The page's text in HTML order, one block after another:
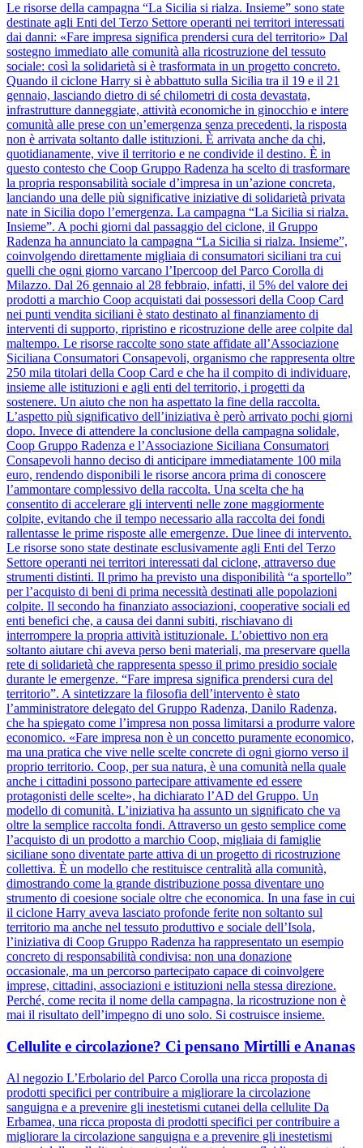
Le risorse della campagna “La Sicilia si rialza. Insieme” sono state
destinate agli Enti del Terzo Settore operanti nei territori interessati
dai danni: «Fare impresa significa prendersi cura del territorio» Dal
sostegno immediato alle comunità alla ricostruzione del tessuto
sociale: così la solidarietà si è trasformata in un progetto concreto.
Quando il ciclone Harry si è abbattuto sulla Sicilia tra il 19 e il 21
gennaio, lasciando dietro di sé chilometri di costa devastata,
infrastrutture danneggiate, attività economiche in ginocchio e intere
comunità alle prese con un’emergenza senza precedenti, la risposta
non è arrivata soltanto dalle istituzioni. È arrivata anche da chi,
quotidianamente, vive il territorio e ne condivide il destino. È in
questo contesto che Coop Gruppo Radenza ha scelto di trasformare
la propria responsabilità sociale d’impresa in un’azione concreta,
lanciando una delle più significative iniziative di solidarietà privata
nate in Sicilia dopo l’emergenza. La campagna “La Sicilia si rialza.
Insieme”. A pochi giorni dal passaggio del ciclone, il Gruppo
Radenza ha annunciato la campagna “La Sicilia si rialza. Insieme”,
coinvolgendo direttamente migliaia di consumatori siciliani tra cui
quelli che ogni giorno varcano l’Ipercoop del Parco Corolla di
Milazzo. Dal 26 gennaio al 28 febbraio, infatti, il 5% del valore dei
prodotti a marchio Coop acquistati dai possessori della Coop Card
nei punti vendita siciliani è stato destinato al finanziamento di
interventi di supporto, ripristino e ricostruzione delle aree colpite dal
maltempo. Le risorse raccolte sono state affidate all’Associazione
Siciliana Consumatori Consapevoli, organismo che rappresenta oltre
250 mila titolari della Coop Card e che ha il compito di individuare,
insieme alle istituzioni e agli enti del territorio, i progetti da
sostenere. Un aiuto che non ha aspettato la fine della raccolta.
L’aspetto più significativo dell’iniziativa è però arrivato pochi giorni
dopo. Invece di attendere la conclusione della campagna solidale,
Coop Gruppo Radenza e l’Associazione Siciliana Consumatori
Consapevoli hanno deciso di anticipare immediatamente 100 mila
euro, rendendo disponibili le risorse ancora prima di conoscere
l’ammontare complessivo della raccolta. Una scelta che ha
consentito di accelerare gli interventi nelle zone maggiormente
colpite, evitando che il tempo necessario alla raccolta dei fondi
rallentasse le prime risposte alle emergenze. Due linee di intervento.
Le risorse sono state destinate esclusivamente agli Enti del Terzo
Settore operanti nei territori interessati dal ciclone, attraverso due
strumenti distinti. Il primo ha previsto una disponibilità “a sportello”
per l’acquisto di beni di prima necessità destinati alle popolazioni
colpite. Il secondo ha finanziato associazioni, cooperative sociali ed
enti benefici che, a causa dei danni subiti, rischiavano di
interrompere la propria attività istituzionale. L’obiettivo non era
soltanto aiutare chi aveva perso beni materiali, ma preservare quella
rete di solidarietà che rappresenta spesso il primo presidio sociale
durante le emergenze. “Fare impresa significa prendersi cura del
territorio”. A sintetizzare la filosofia dell’intervento è stato
l’amministratore delegato del Gruppo Radenza, Danilo Radenza,
che ha spiegato come l’impresa non possa limitarsi a produrre valore
economico. «Fare impresa non è un concetto puramente economico,
ma una pratica che vive nelle scelte concrete di ogni giorno verso il
proprio territorio. Coop, per sua natura, è una comunità nella quale
anche i cittadini possono partecipare attivamente ed essere
protagonisti delle scelte», ha dichiarato l’AD del Gruppo. Un
modello di comunità. L’iniziativa ha assunto un significato che va
oltre la semplice raccolta fondi. Attraverso un gesto semplice come
l’acquisto di un prodotto a marchio Coop, migliaia di famiglie
siciliane sono diventate parte attiva di un progetto di ricostruzione
collettiva. È un modello che restituisce centralità alla comunità,
dimostrando come la grande distribuzione possa diventare uno
strumento di coesione sociale oltre che economica. In una fase in cui
il ciclone Harry aveva lasciato profonde ferite non soltanto sul
territorio ma anche nel tessuto produttivo e sociale dell’Isola,
l’iniziativa di Coop Gruppo Radenza ha rappresentato un esempio
concreto di responsabilità condivisa: non una donazione
occasionale, ma un percorso partecipato capace di coinvolgere
imprese, cittadini, associazioni e istituzioni nella stessa direzione.
Perché, come recita il nome della campagna, la ricostruzione non è
mai il risultato dell’impegno di uno solo. Si costruisce insieme.
Cellulite e circolazione? Ci pensano Mirtilli e Ananas
Al negozio L’Erbolario del Parco Corolla una ricca proposta di
prodotti specifici per contribuire a migliorare la circolazione
sanguigna e a prevenire gli inestetismi cutanei della cellulite Da
Erbamea, una ricca proposta di prodotti specifici per contribuire a
migliorare la circolazione sanguigna e a prevenire gli inestetismi